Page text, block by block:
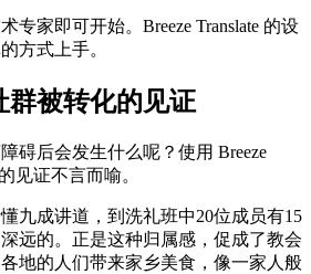
专家即可开始。Breeze Translate 的设
方式上手。
群被转化的见证
碍后会发生什么呢？使用 Breeze
见证不言而喻。
九成讲道，到洗礼班中20位成员有15
远的。正是这种归属感，促成了教会
地的人们带来家乡美食，像一家人般